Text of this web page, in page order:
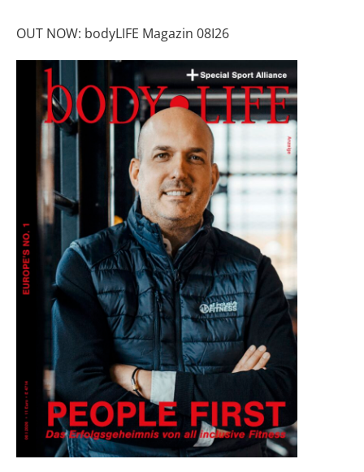
OUT NOW: bodyLIFE Magazin 08I26